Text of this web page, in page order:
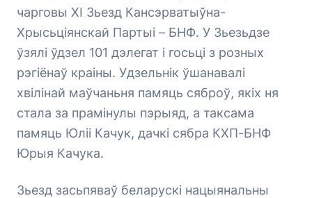
чарговы ХІ Зьезд Кансэрватыўна-
Хрысьціянскай Партыі – БНФ. У Зьезьдзе
ўзялі ўдзел 101 дэлегат і госьці з розных
рэгіёнаў краіны. Удзельнік ўшанавалі
хвілінай маўчаньня памяць сяброў, якіх ня
стала за прамінулы пэрыяд, а таксама
памяць Юліі Качук, дачкі сябра КХП-БНФ
Юрыя Качука.
Зьезд засьпяваў беларускі нацыянальны